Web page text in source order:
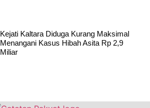
Kejati Kaltara Diduga Kurang Maksimal
Menangani Kasus Hibah Asita Rp 2,9
Miliar